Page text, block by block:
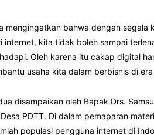
mengingatkan bahwa dengan
internet, kita tidak boleh sampai
Oleh karena itu cakap digital
usaha kita dalam berbisnis di
disampaikan oleh Bapak Drs.
PDTT. Di dalam pemaparan
populasi pengguna internet di